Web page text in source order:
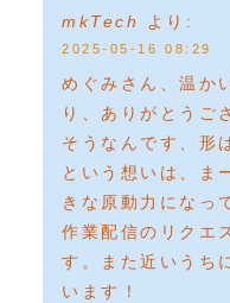
mkTech より:
2025-05-16 08:29
めぐみさん、温か
り、ありがとうご
そうなんです、形
という想いは、ま
きな原動力になっ
作業配信のリクエ
す。また近いうち
います！